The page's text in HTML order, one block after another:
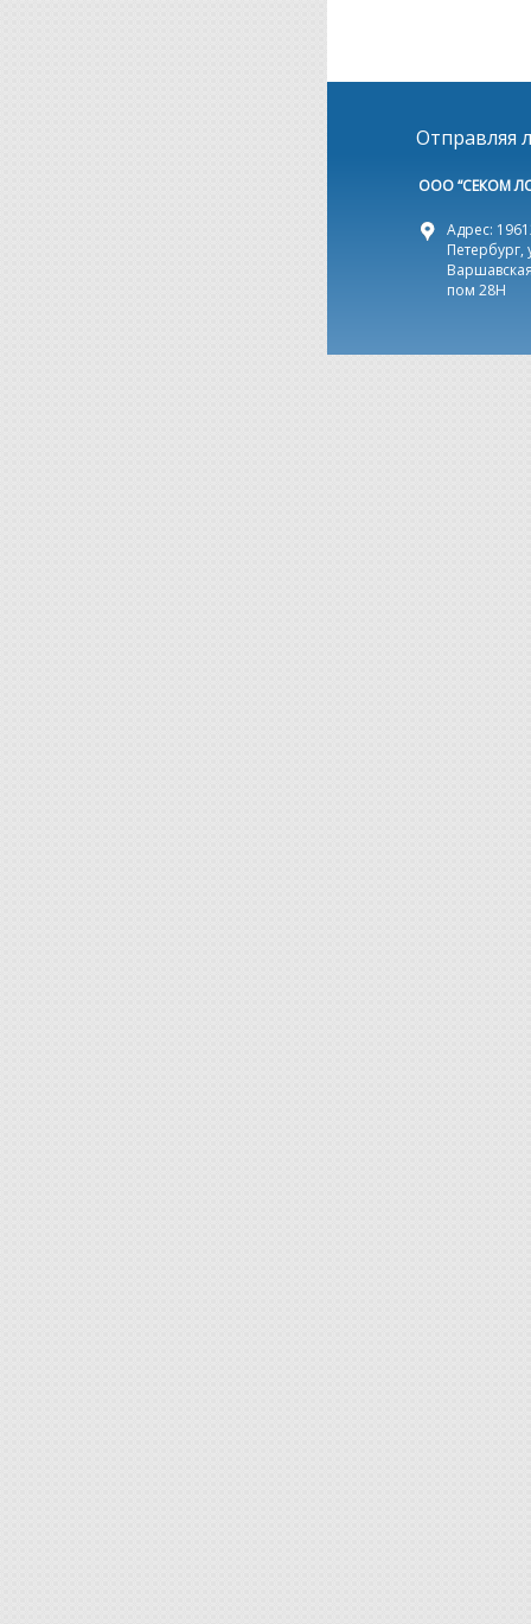
Отправляя
ООО “СЕКОМ
Адрес:
Петербург,
пом 28Н